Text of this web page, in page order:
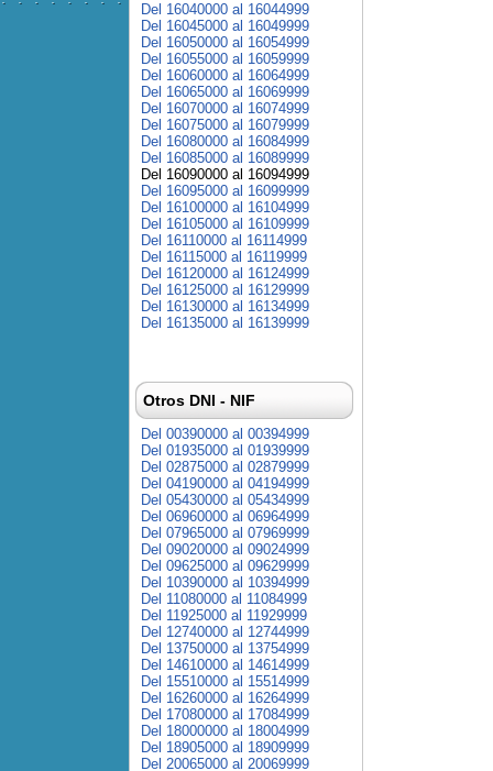
Del 16040000 al 16044999
Del 16045000 al 16049999
Del 16050000 al 16054999
Del 16055000 al 16059999
Del 16060000 al 16064999
Del 16065000 al 16069999
Del 16070000 al 16074999
Del 16075000 al 16079999
Del 16080000 al 16084999
Del 16085000 al 16089999
Del 16090000 al 16094999
Del 16095000 al 16099999
Del 16100000 al 16104999
Del 16105000 al 16109999
Del 16110000 al 16114999
Del 16115000 al 16119999
Del 16120000 al 16124999
Del 16125000 al 16129999
Del 16130000 al 16134999
Del 16135000 al 16139999
Otros DNI - NIF
Del 00390000 al 00394999
Del 01935000 al 01939999
Del 02875000 al 02879999
Del 04190000 al 04194999
Del 05430000 al 05434999
Del 06960000 al 06964999
Del 07965000 al 07969999
Del 09020000 al 09024999
Del 09625000 al 09629999
Del 10390000 al 10394999
Del 11080000 al 11084999
Del 11925000 al 11929999
Del 12740000 al 12744999
Del 13750000 al 13754999
Del 14610000 al 14614999
Del 15510000 al 15514999
Del 16260000 al 16264999
Del 17080000 al 17084999
Del 18000000 al 18004999
Del 18905000 al 18909999
Del 20065000 al 20069999